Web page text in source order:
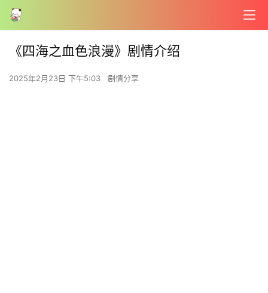
《四海之血色浪漫》剧情介绍
2025年2月23日 下午5:03 剧情分享